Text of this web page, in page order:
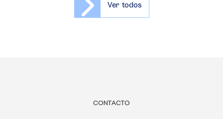
Ver todos
CONTACTO